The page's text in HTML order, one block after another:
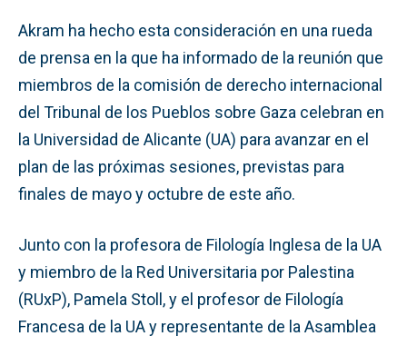
Akram ha hecho esta consideración en una rueda
de prensa en la que ha informado de la reunión que
miembros de la comisión de derecho internacional
del Tribunal de los Pueblos sobre Gaza celebran en
la Universidad de Alicante (UA) para avanzar en el
plan de las próximas sesiones, previstas para
finales de mayo y octubre de este año.
Junto con la profesora de Filología Inglesa de la UA
y miembro de la Red Universitaria por Palestina
(RUxP), Pamela Stoll, y el profesor de Filología
Francesa de la UA y representante de la Asamblea